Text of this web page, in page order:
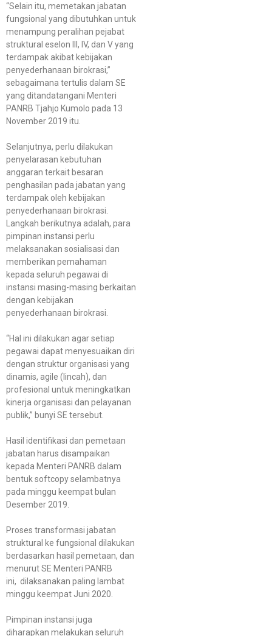
“Selain itu, memetakan jabatan
fungsional yang dibutuhkan untuk
menampung peralihan pejabat
struktural eselon III, IV, dan V yang
terdampak akibat kebijakan
penyederhanaan birokrasi,”
sebagaimana tertulis dalam SE
yang ditandatangani Menteri
PANRB Tjahjo Kumolo pada 13
November 2019 itu.
Selanjutnya, perlu dilakukan
penyelarasan kebutuhan
anggaran terkait besaran
penghasilan pada jabatan yang
terdampak oleh kebijakan
penyederhanaan birokrasi.
Langkah berikutnya adalah, para
pimpinan instansi perlu
melaksanakan sosialisasi dan
memberikan pemahaman
kepada seluruh pegawai di
instansi masing-masing berkaitan
dengan kebijakan
penyederhanaan birokrasi.
“Hal ini dilakukan agar setiap
pegawai dapat menyesuaikan diri
dengan struktur organisasi yang
dinamis, agile (lincah), dan
profesional untuk meningkatkan
kinerja organisasi dan pelayanan
publik,” bunyi SE tersebut.
Hasil identifikasi dan pemetaan
jabatan harus disampaikan
kepada Menteri PANRB dalam
bentuk softcopy selambatnya
pada minggu keempat bulan
Desember 2019.
Proses transformasi jabatan
struktural ke fungsional dilakukan
berdasarkan hasil pemetaan, dan
menurut SE Menteri PANRB
ini, dilaksanakan paling lambat
minggu keempat Juni 2020.
Pimpinan instansi juga
diharapkan melakukan seluruh